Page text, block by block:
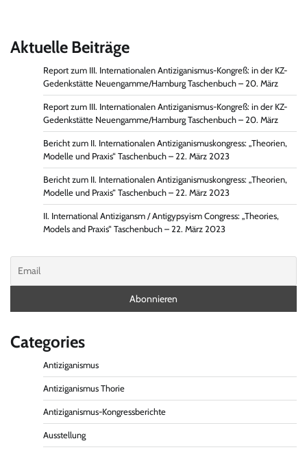
Aktuelle Beiträge
Report zum III. Internationalen Antiziganismus-Kongreß: in der KZ-
Gedenkstätte Neuengamme/Hamburg Taschenbuch – 20. März
Report zum III. Internationalen Antiziganismus-Kongreß: in der KZ-
Gedenkstätte Neuengamme/Hamburg Taschenbuch – 20. März
Bericht zum II. Internationalen Antiziganismuskongress: „Theorien,
Modelle und Praxis“ Taschenbuch – 22. März 2023
Bericht zum II. Internationalen Antiziganismuskongress: „Theorien,
Modelle und Praxis“ Taschenbuch – 22. März 2023
II. International Antizigansm / Antigypsyism Congress: „Theories,
Models and Praxis“ Taschenbuch – 22. März 2023
Categories
Antiziganismus
Antiziganismus Thorie
Antiziganismus-Kongressberichte
Ausstellung